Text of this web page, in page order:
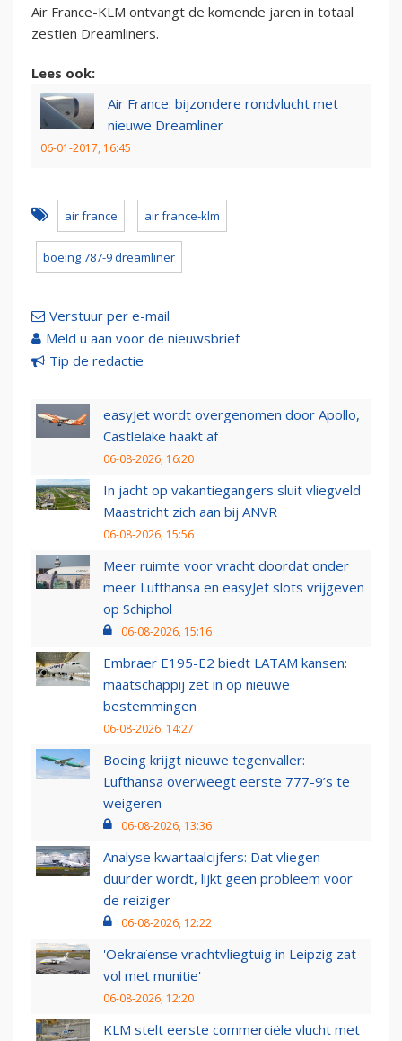
Air France-KLM ontvangt de komende jaren in totaal
zestien Dreamliners.
Lees ook:
Air France: bijzondere rondvlucht met
nieuwe Dreamliner
06-01-2017, 16:45
air france air france-klm
boeing 787-9 dreamliner
Verstuur per e-mail
Meld u aan voor de nieuwsbrief
Tip de redactie
easyJet wordt overgenomen door Apollo,
Castlelake haakt af
06-08-2026, 16:20
In jacht op vakantiegangers sluit vliegveld
Maastricht zich aan bij ANVR
06-08-2026, 15:56
Meer ruimte voor vracht doordat onder
meer Lufthansa en easyJet slots vrijgeven
op Schiphol
06-08-2026, 15:16
Embraer E195-E2 biedt LATAM kansen:
maatschappij zet in op nieuwe
bestemmingen
06-08-2026, 14:27
Boeing krijgt nieuwe tegenvaller:
Lufthansa overweegt eerste 777-9’s te
weigeren
06-08-2026, 13:36
Analyse kwartaalcijfers: Dat vliegen
duurder wordt, lijkt geen probleem voor
de reiziger
06-08-2026, 12:22
'Oekraïense vrachtvliegtuig in Leipzig zat
vol met munitie'
06-08-2026, 12:20
KLM stelt eerste commerciële vlucht met